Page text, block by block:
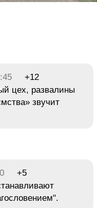
+12
цех, развалины
звучит
+5